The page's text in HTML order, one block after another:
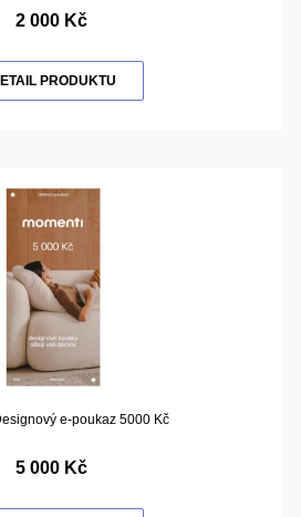
2 000 Kč
PRODUKTU
e-poukaz 5000 Kč
5 000 Kč